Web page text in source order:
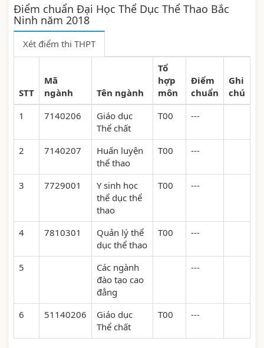
Điểm chuẩn Đại Học Thể Dục Thể Thao Bắc
Ninh năm 2018
Xét điểm thi THPT
STT
Mã
ngành
Tên ngành
Tổ
hợp
môn
Điểm
chuẩn
Ghi
chú
1
7140206
Giáo dục
Thể chất
T00 ---
2 7140207
Huấn luyện
thể thao
T00 ---
3 7729001
Y sinh học
thể dục thể
thao
T00 ---
4 7810301
Quản lý thể
dục thể thao
T00 ---
5
Các ngành
đào tạo cao
đẳng
---
6 51140206
Giáo dục
Thể chất
T00 ---